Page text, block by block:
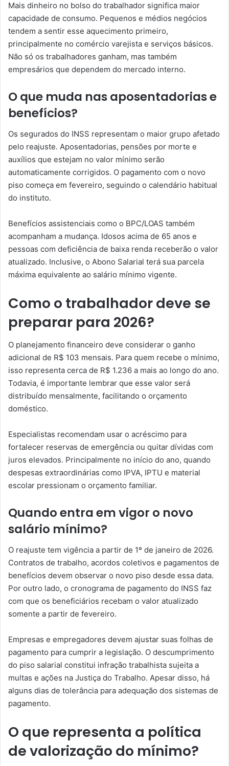
Mais dinheiro no bolso do trabalhador significa maior
capacidade de consumo. Pequenos e médios negócios
tendem a sentir esse aquecimento primeiro,
principalmente no comércio varejista e serviços básicos.
Não só os trabalhadores ganham, mas também
empresários que dependem do mercado interno.
O que muda nas aposentadorias e
benefícios?
Os segurados do INSS representam o maior grupo afetado
pelo reajuste. Aposentadorias, pensões por morte e
auxílios que estejam no valor mínimo serão
automaticamente corrigidos. O pagamento com o novo
piso começa em fevereiro, seguindo o calendário habitual
do instituto.
Benefícios assistenciais como o BPC/LOAS também
acompanham a mudança. Idosos acima de 65 anos e
pessoas com deficiência de baixa renda receberão o valor
atualizado. Inclusive, o Abono Salarial terá sua parcela
máxima equivalente ao salário mínimo vigente.
Como o trabalhador deve se
preparar para 2026?
O planejamento financeiro deve considerar o ganho
adicional de R$ 103 mensais. Para quem recebe o mínimo,
isso representa cerca de R$ 1.236 a mais ao longo do ano.
Todavia, é importante lembrar que esse valor será
distribuído mensalmente, facilitando o orçamento
doméstico.
Especialistas recomendam usar o acréscimo para
fortalecer reservas de emergência ou quitar dívidas com
juros elevados. Principalmente no início do ano, quando
despesas extraordinárias como IPVA, IPTU e material
escolar pressionam o orçamento familiar.
Quando entra em vigor o novo
salário mínimo?
O reajuste tem vigência a partir de 1º de janeiro de 2026.
Contratos de trabalho, acordos coletivos e pagamentos de
benefícios devem observar o novo piso desde essa data.
Por outro lado, o cronograma de pagamento do INSS faz
com que os beneficiários recebam o valor atualizado
somente a partir de fevereiro.
Empresas e empregadores devem ajustar suas folhas de
pagamento para cumprir a legislação. O descumprimento
do piso salarial constitui infração trabalhista sujeita a
multas e ações na Justiça do Trabalho. Apesar disso, há
alguns dias de tolerância para adequação dos sistemas de
pagamento.
O que representa a política
de valorização do mínimo?